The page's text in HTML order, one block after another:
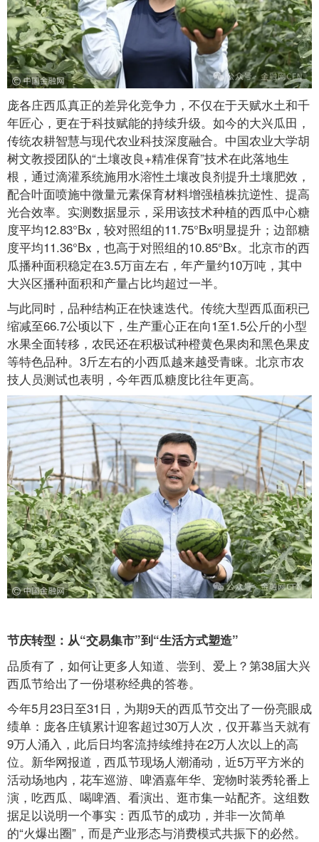
庞各庄西瓜真正的差异化竞争力，不仅在于天赋水土和千
年匠心，更在于科技赋能的持续升级。如今的大兴瓜田，
传统农耕智慧与现代农业科技深度融合。中国农业大学胡
树文教授团队的“土壤改良+精准保育”技术在此落地生
根，通过滴灌系统施用水溶性土壤改良剂提升土壤肥效，
配合叶面喷施中微量元素保育材料增强植株抗逆性、提高
光合效率。实测数据显示，采用该技术种植的西瓜中心糖
度平均12.83°Bx，较对照组的11.75°Bx明显提升；边部糖
度平均11.36°Bx，也高于对照组的10.85°Bx。北京市的西
瓜播种面积稳定在3.5万亩左右，年产量约10万吨，其中
大兴区播种面积和产量占比均超过一半。
与此同时，品种结构正在快速迭代。传统大型西瓜面积已
缩减至66.7公顷以下，生产重心正在向1至1.5公斤的小型
水果全面转移，农民还在积极试种橙黄色果肉和黑色果皮
等特色品种。3斤左右的小西瓜越来越受青睐。北京市农
技人员测试也表明，今年西瓜糖度比往年更高。
节庆转型：从“交易集市”到“生活方式塑造”
品质有了，如何让更多人知道、尝到、爱上？第38届大兴
西瓜节给出了一份堪称经典的答卷。
今年5月23日至31日，为期9天的西瓜节交出了一份亮眼成
绩单：庞各庄镇累计迎客超过30万人次，仅开幕当天就有
9万人涌入，此后日均客流持续维持在2万人次以上的高
位。新华网报道，西瓜节现场人潮涌动，近5万平方米的
活动场地内，花车巡游、啤酒嘉年华、宠物时装秀轮番上
演，吃西瓜、喝啤酒、看演出、逛市集一站配齐。这组数
据足以说明一个事实：西瓜节的成功，并非一次简单
的“火爆出圈”，而是产业形态与消费模式共振下的必然。